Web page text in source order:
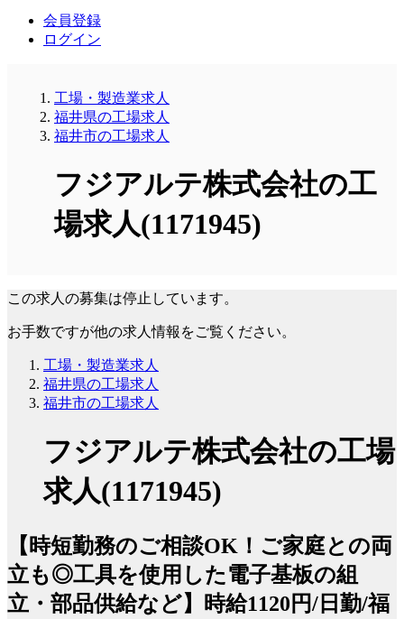
会員登録
ログイン
工場・製造業求人
福井県の工場求人
福井市の工場求人
フジアルテ株式会社の工
場求人(1171945)
この求人の募集は停止しています。
お手数ですが他の求人情報をご覧ください。
工場・製造業求人
福井県の工場求人
福井市の工場求人
フジアルテ株式会社の工場
求人(1171945)
【時短勤務のご相談OK！ご家庭との両
立も◎工具を使用した電子基板の組
立・部品供給など】時給1120円/日勤/福